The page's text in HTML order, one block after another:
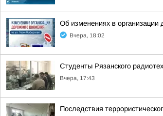
Об изменениях в
Вчера, 18:02
Студенты Рязанского
Вчера, 17:43
Последствия